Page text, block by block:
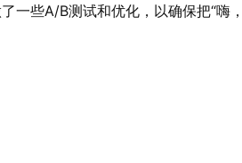
一些A/B测试和优化，以确保把“